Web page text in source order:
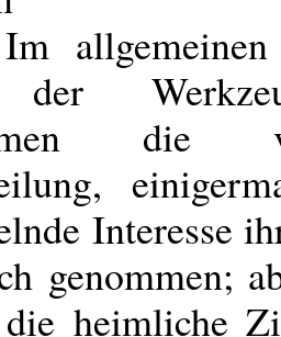
Interesse
genommen;
heimliche